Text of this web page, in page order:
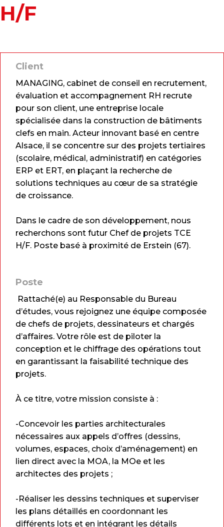
H/F
Client
MANAGING, cabinet de conseil en recrutement,
évaluation et accompagnement RH recrute
pour son client, une entreprise locale
spécialisée dans la construction de bâtiments
clefs en main. Acteur innovant basé en centre
Alsace, il se concentre sur des projets tertiaires
(scolaire, médical, administratif) en catégories
ERP et ERT, en plaçant la recherche de
solutions techniques au cœur de sa stratégie
de croissance.
Dans le cadre de son développement, nous
recherchons sont futur Chef de projets TCE
H/F. Poste basé à proximité de Erstein (67).
Poste
Rattaché(e) au Responsable du Bureau
d’études, vous rejoignez une équipe composée
de chefs de projets, dessinateurs et chargés
d’affaires. Votre rôle est de piloter la
conception et le chiffrage des opérations tout
en garantissant la faisabilité technique des
projets.
À ce titre, votre mission consiste à :
-Concevoir les parties architecturales
nécessaires aux appels d’offres (dessins,
volumes, espaces, choix d’aménagement) en
lien direct avec la MOA, la MOe et les
architectes des projets ;
-Réaliser les dessins techniques et superviser
les plans détaillés en coordonnant les
différents lots et en intégrant les détails